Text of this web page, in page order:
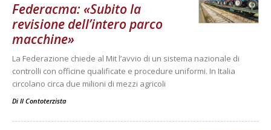
Federacma: «Subito la
revisione dell’intero parco
macchine»
La Federazione chiede al Mit l’avvio di un sistema nazionale di
controlli con officine qualificate e procedure uniformi. In Italia
circolano circa due milioni di mezzi agricoli
Di Il Contoterzista